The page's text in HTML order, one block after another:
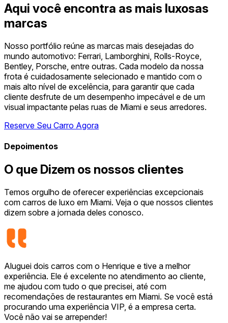
Aqui você encontra as mais luxosas
marcas
Nosso portfólio reúne as marcas mais desejadas do
mundo automotivo: Ferrari, Lamborghini, Rolls-Royce,
Bentley, Porsche, entre outras. Cada modelo da nossa
frota é cuidadosamente selecionado e mantido com o
mais alto nível de excelência, para garantir que cada
cliente desfrute de um desempenho impecável e de um
visual impactante pelas ruas de Miami e seus arredores.
Reserve Seu Carro Agora
Depoimentos
O que Dizem os nossos clientes
Temos orgulho de oferecer experiências excepcionais
com carros de luxo em Miami. Veja o que nossos clientes
dizem sobre a jornada deles conosco.
Aluguei dois carros com o Henrique e tive a melhor
experiência. Ele é excelente no atendimento ao cliente,
me ajudou com tudo o que precisei, até com
recomendações de restaurantes em Miami. Se você está
procurando uma experiência VIP, é a empresa certa.
Você não vai se arrepender!